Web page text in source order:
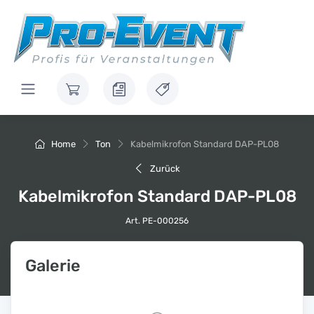
Home Ton Kabelmikrofon Standard DAP-PL08
Zurück
Kabelmikrofon Standard DAP-PL08
Art. PE-000256
Galerie